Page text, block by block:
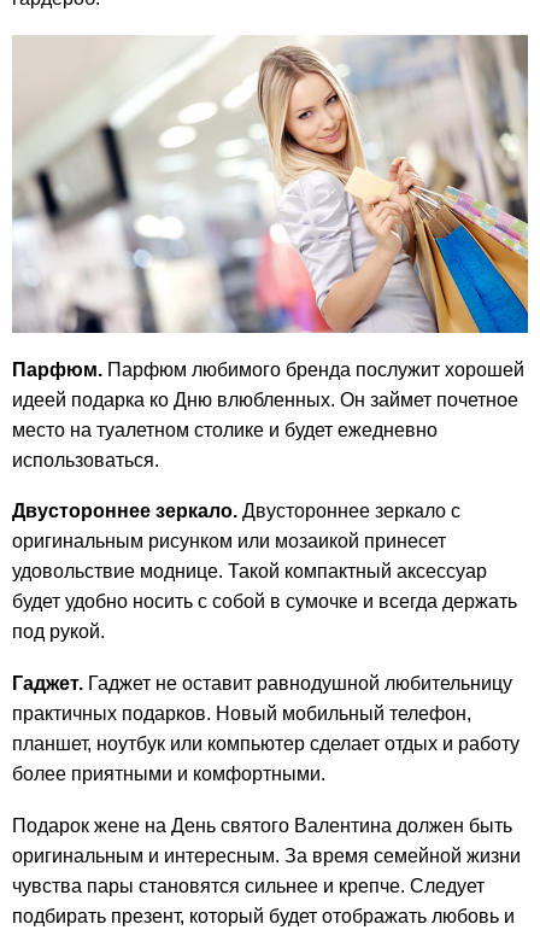
Парфюм. Парфюм любимого бренда послужит хорошей
идеей подарка ко Дню влюбленных. Он займет почетное
место на туалетном столике и будет ежедневно
использоваться.
Двустороннее зеркало. Двустороннее зеркало с
оригинальным рисунком или мозаикой принесет
удовольствие моднице. Такой компактный аксессуар
будет удобно носить с собой в сумочке и всегда держать
под рукой.
Гаджет. Гаджет не оставит равнодушной любительницу
практичных подарков. Новый мобильный телефон,
планшет, ноутбук или компьютер сделает отдых и работу
более приятными и комфортными.
Подарок жене на День святого Валентина должен быть
оригинальным и интересным. За время семейной жизни
чувства пары становятся сильнее и крепче. Следует
подбирать презент, который будет отображать любовь и